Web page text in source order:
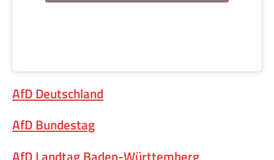
AfD Deutschland
AfD Bundestag